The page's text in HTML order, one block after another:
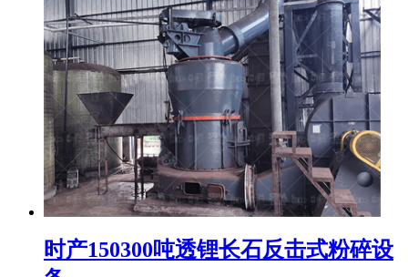
时产150300吨透锂长石反击式粉碎设